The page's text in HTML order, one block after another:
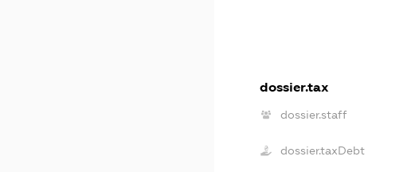
dossier.tax
dossier.staff
dossier.taxDebt